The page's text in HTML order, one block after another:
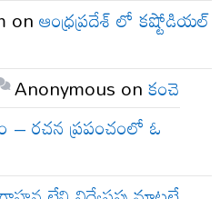
onఆంధ్రప్రదేశ్ లో కష్టోడియల్
Anonymous onకంచె
– రచన ప్రపంచంలో ఓ